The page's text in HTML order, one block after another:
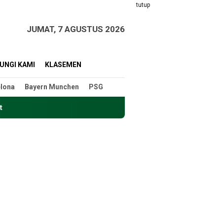
tutup
JUMAT, 7 AGUSTUS 2026
KAMI KLASEMEN
Bayern Munchen PSG